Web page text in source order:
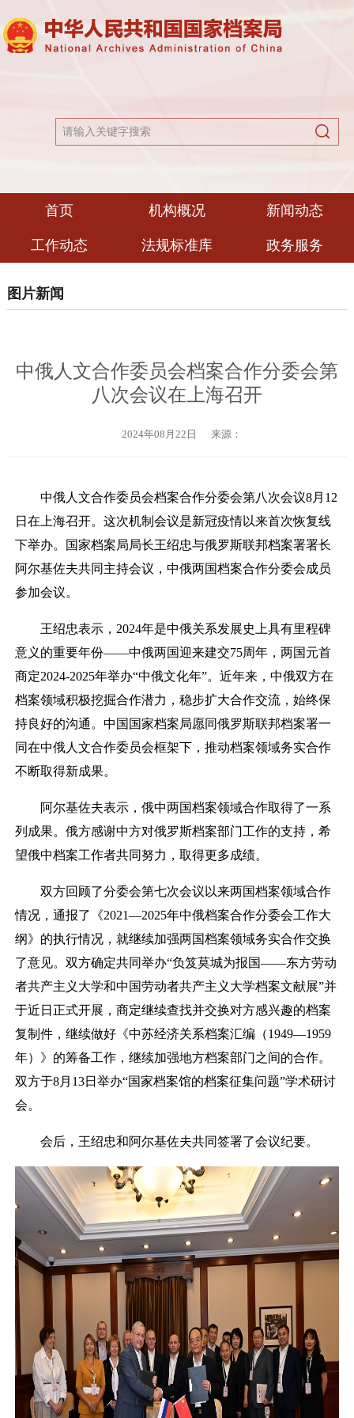
首页 机构概况 新闻动态
工作动态 法规标准库 政务服务
图片新闻
中俄人文合作委员会档案合作分委会第
八次会议在上海召开
2024年08月22日 来源：
中俄人文合作委员会档案合作分委会第八次会议8月12
日在上海召开。这次机制会议是新冠疫情以来首次恢复线
下举办。国家档案局局长王绍忠与俄罗斯联邦档案署署长
阿尔基佐夫共同主持会议，中俄两国档案合作分委会成员
参加会议。
王绍忠表示， 2024年是中俄关系发展史上具有里程碑
意义的重要年份——中俄两国迎来建交75周年， 两国元首
商定2024-2025年举办“中俄文化年”。 近年来，中俄双方在
档案领域积极挖掘合作潜力，稳步扩大合作交流，始终保
持良好的沟通。中国国家档案局愿同俄罗斯联邦档案署一
同在中俄人文合作委员会框架下，推动档案领域务实合作
不断取得新成果。
阿尔基佐夫表示，俄中两国档案领域合作取得了一系
列成果。俄方感谢中方对俄罗斯档案部门工作的支持，希
望俄中档案工作者共同努力，取得更多成绩。
双方回顾了分委会第七次会议以来两国档案领域合作
情况，通报了《2021—2025年中俄档案合作分委会工作大
纲》的执行情况，就继续加强两国档案领域务实合作交换
了意见。双方确定共同举办“负笈莫城为报国——东方劳动
者共产主义大学和中国劳动者共产主义大学档案文献展”并
于近日正式开展，商定继续查找并交换对方感兴趣的档案
复制件，继续做好《中苏经济关系档案汇编（1949—1959
年）》的筹备工作，继续加强地方档案部门之间的合作。
双方于8月13日举办“国家档案馆的档案征集问题”学术研讨
会。
会后，王绍忠和阿尔基佐夫共同签署了会议纪要。